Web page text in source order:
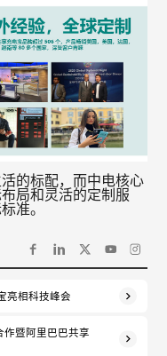
的标配，而中电核心
局和灵活的定制服
准。
亮相科技峰会
作暨阿里巴巴共享